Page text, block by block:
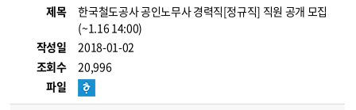
제목
한국철도공사 공인노무사 경력직[정규직] 직원 공개 모집
(~1.16 14:00)
작성일
2018-01-02
조회수
20,996
파일